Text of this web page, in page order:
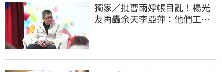
獨家／批曹雨婷帳目亂！楊光
友再轟余天李亞萍：他們工會